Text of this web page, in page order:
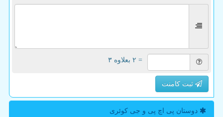
= ۲ بعلاوه ۳
ثبت کامنت
دوستان پی اچ پی و جی كوئری